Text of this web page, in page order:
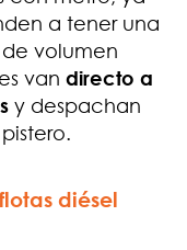
a tener una
volumen
van directo a
y despachan
diésel